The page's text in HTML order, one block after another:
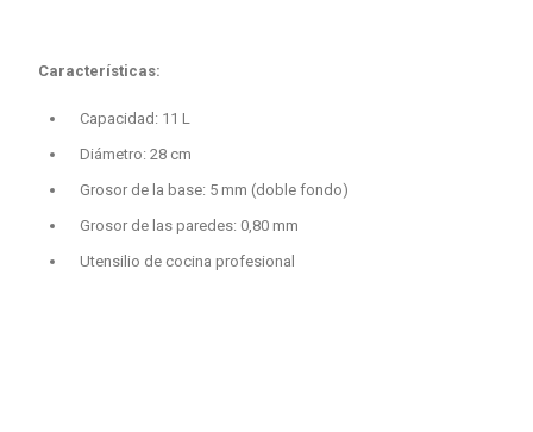
Características:
Capacidad: 11 L
Diámetro: 28 cm
Grosor de la base: 5 mm (doble fondo)
Grosor de las paredes: 0,80 mm
Utensilio de cocina profesional